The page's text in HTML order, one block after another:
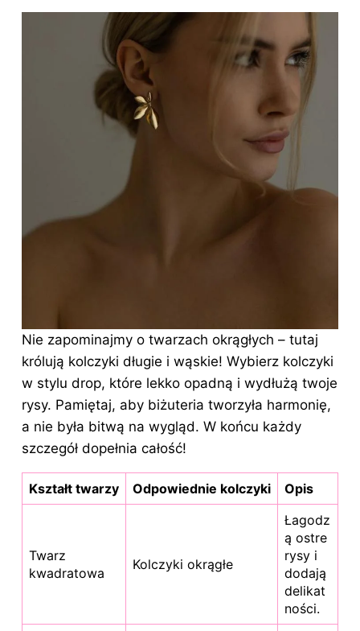
Nie zapominajmy o twarzach okrągłych – tutaj
królują kolczyki długie i wąskie! Wybierz kolczyki
w stylu drop, które lekko opadną i wydłużą twoje
rysy. Pamiętaj, aby biżuteria tworzyła harmonię,
a nie była bitwą na wygląd. W końcu każdy
szczegół dopełnia całość!
Kształt twarzy Odpowiednie kolczyki Opis
Twarz
kwadratowa
Kolczyki okrągłe
Łagodz
ą ostre
rysy i
dodają
delikat
ności.